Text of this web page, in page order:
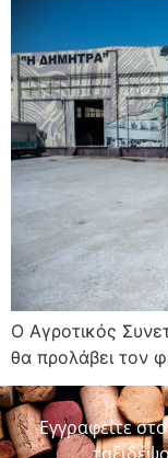
Ο Αγροτικός
θα προλάβει τον
Εγγραφείτε